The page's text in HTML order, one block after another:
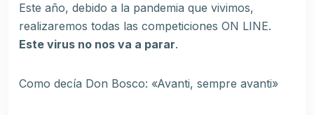
Este año, debido a la pandemia que vivimos,
realizaremos todas las competiciones ON LINE.
Este virus no nos va a parar.
Como decía Don Bosco: «Avanti, sempre avanti»